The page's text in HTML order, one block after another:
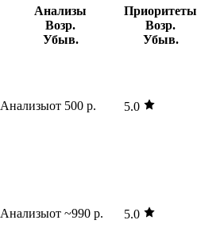
Анализы
Возр.
Убыв.
Приоритеты
Возр.
Убыв.
Анализыот 500 р. 5.0
Анализыот ~990 р. 5.0